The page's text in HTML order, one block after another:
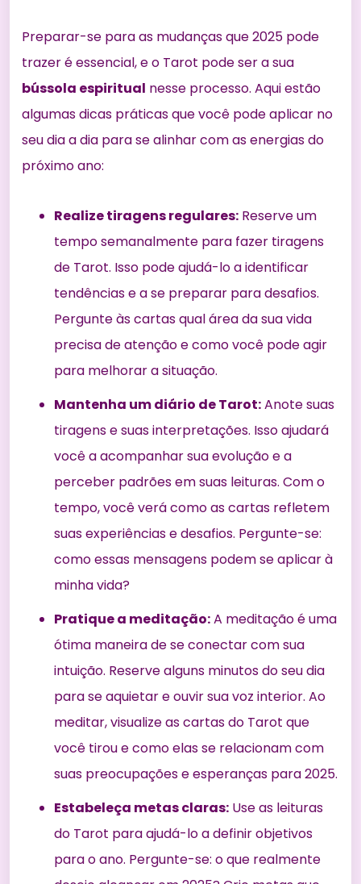
Preparar-se para as mudanças que 2025 pode
trazer é essencial, e o Tarot pode ser a sua
bússola espiritual nesse processo. Aqui estão
algumasdicas práticas que você podeaplicar no
seu dia a dia para se alinhar com as energias do
próximo ano:
Realize tiragens regulares: Reserve um
tempo semanalmente para fazer tiragens
de Tarot. Isso pode ajudá-lo a identificar
tendências e a se preparar para desafios.
Pergunte às cartas qual área da sua vida
precisa de atenção e como você pode agir
para melhorar a situação.
Mantenha um diário de Tarot:Anote suas
tiragens e suas interpretações. Isso ajudará
você a acompanhar sua evolução e a
perceber padrões em suas leituras. Com o
tempo, você verá como as cartas refletem
suas experiências e desafios. Pergunte-se:
como essas mensagens podem se aplicar à
minha vida?
Pratique a meditação:A meditação é uma
ótima maneira de se conectar com sua
intuição. Reserve alguns minutos do seu dia
para se aquietar e ouvir sua voz interior. Ao
meditar, visualize as cartas do Tarot que
você tirou e como elas se relacionam com
suas preocupações e esperanças para 2025.
Estabeleça metas claras: Use as leituras
do Tarot para ajudá-lo a definir objetivos
para o ano. Pergunte-se: o que realmente